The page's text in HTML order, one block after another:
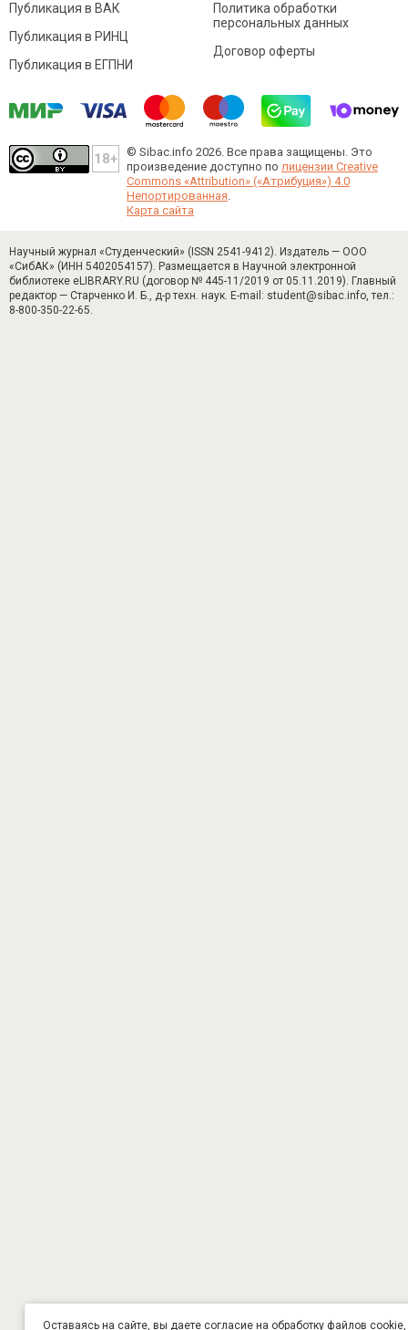
Публикация в ВАК
Публикация в РИНЦ
Публикация в ЕГПНИ
Политика обработки
персональных данных
Договор оферты
© Sibac.info 2026. Все права защищены. Это
произведение доступно по лицензии Creative
Commons «Attribution» («Атрибуция») 4.0
Непортированная.
Карта сайта
Научный журнал «Студенческий» (ISSN 2541-9412). Издатель — ООО
«СибАК» (ИНН 5402054157). Размещается в Научной электронной
библиотеке eLIBRARY.RU (договор № 445-11/2019 от 05.11.2019). Главный
редактор — Старченко И. Б., д-р техн. наук. E-mail: student@sibac.info, тел.:
8-800-350-22-65.
Оставаясь на сайте, вы даете согласие на обработку файлов cookie,